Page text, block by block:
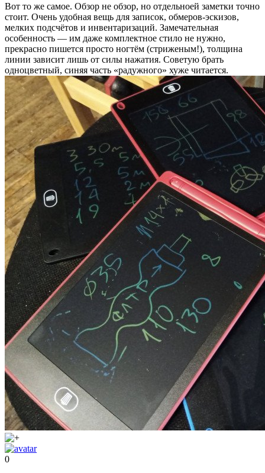
Вот то же самое. Обзор не обзор, но отдельноей заметки точно
стоит. Очень удобная вещь для записок, обмеров-эскизов,
мелких подсчётов и инвентаризаций. Замечательная
особенность — им даже комплектное стило не нужно,
прекрасно пишется просто ногтём (стриженым!), толщина
линии зависит лишь от силы нажатия. Советую брать
одноцветный, синяя часть «радужного» хуже читается.
0